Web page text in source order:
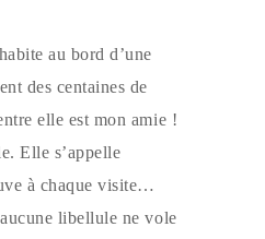
au bord d’une
des centaines de
elle est mon amie !
Elle s’appelle
à chaque visite…
libellule ne vole